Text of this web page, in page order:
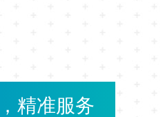
精准服务